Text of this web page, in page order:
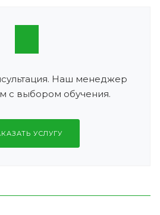
Наш менеджер
с выбором обучения.
УСЛУГУ